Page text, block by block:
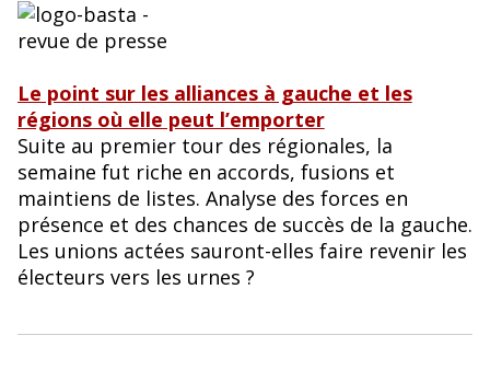
Le point sur les alliances à gauche et les
régions où elle peut l’emporter
Suite au premier tour des régionales, la
semaine fut riche en accords, fusions et
maintiens de listes. Analyse des forces en
présence et des chances de succès de la gauche.
Les unions actées sauront-elles faire revenir les
électeurs vers les urnes ?